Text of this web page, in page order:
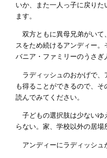
いか、また一人っ子に戻りた
ます。
双方ともに異母兄弟がいて
スをため続けるアンディー
バニア・ファミリーのうさぎ
ラディッシュのおかげで、
も得ることができるので、
読んでみてください。
子どもの選択肢は少ないゆ
らない。家、学校以外の居場
アンディーにラディッシュ